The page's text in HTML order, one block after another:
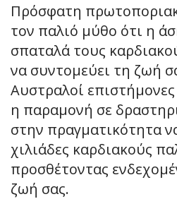
Πρόσφατη
τον παλιό μύθο ότι η
σπαταλά τους
να συντομεύει τη ζωή
Αυστραλοί
η παραμονή σε
στην πραγματικότητα
χιλιάδες καρδιακούς
προσθέτοντας
ζωή σας.